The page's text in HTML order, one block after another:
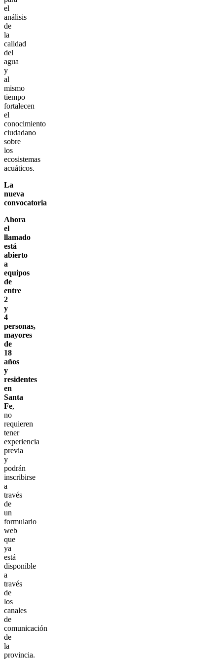
el
análisis
de
la
calidad
del
agua
y
al
mismo
tiempo
fortalecen
el
conocimiento
ciudadano
sobre
los
ecosistemas
acuáticos.
La
nueva
convocatoria
Ahora
el
llamado
está
abierto
a
equipos
de
entre
2
y
4
personas,
mayores
de
18
años
y
residentes
en
Santa
Fe,
no
requieren
tener
experiencia
previa
y
podrán
inscribirse
a
través
de
un
formulario
web
que
ya
está
disponible
a
través
de
los
canales
de
comunicación
de
la
provincia.